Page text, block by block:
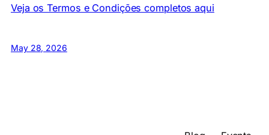
Veja os Termos e Condições completos aqui
May 28, 2026